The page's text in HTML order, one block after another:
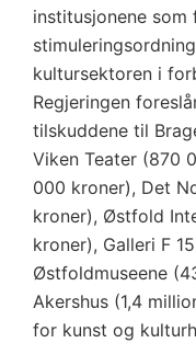
institusjonene
kultursektoren i
Regjeringen
tilskuddene til
Viken Teater (870
000 kroner), Det
kroner), Østfold
kroner), Galleri F
Østfoldmuseene
Akershus (1,4
for kunst og